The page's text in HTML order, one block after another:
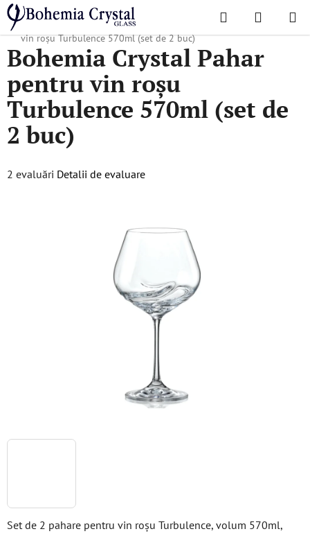
Treci
conținut
Căutare
DE
Acasă
/ Colecții populare / Turbulence
Bohemia Crystal Pahar pentru
vin roșu Turbulence 570ml (set de 2 buc)
Set de 2 pahare pentru vin roșu Turbulence, volum 570ml,
Bohemia Crystal Pahar
pentru vin roșu
Turbulence 570ml (set de
2 buc)
Evaluarea
2 evaluări Detalii de evaluare